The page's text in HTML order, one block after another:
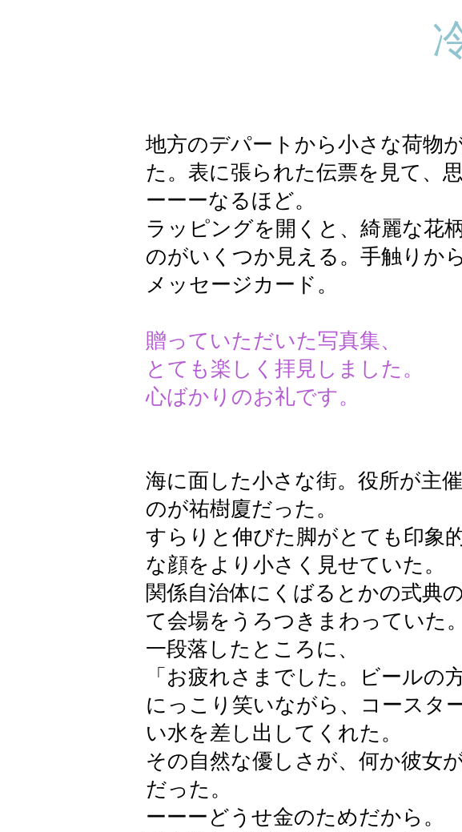
地方のデパートから小さな荷物
た。表に張られた伝票を見て、
ーーーなるほど。
ラッピングを開くと、綺麗な花
のがいくつか見える。手触りか
メッセージカード。
贈っていただいた写真集、
とても楽しく拝見しました。
心ばかりの
祐樹廈（
海に面した小さな街。役所が主
のが祐樹廈だった。
すらりと伸びた脚がとても印象
な顔をより小さく見せていた。
関係自治体にくばるとかの式典
て会場をうろつきまわっていた。
一段落したところに、
「お疲れさまでした。ビールの
にっこり笑いながら、コースタ
い水を差し出してくれた。
その自然な優しさが、何か彼女
だった。
ーーーどうせ金のためだから。